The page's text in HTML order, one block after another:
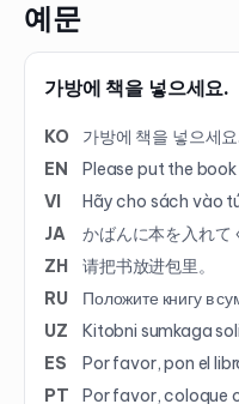
예문
가방에 책을 넣으세요.
KO
가방에 책을 넣으세요.
EN
Please put the
VI
Hãy cho sách vào
JA
かばんに本を入れて
ZH
请把书放进包里。
RU
Положите книгу в
UZ
Kitobni sumkaga
ES
Por favor, pon el
PT
Por favor, coloque